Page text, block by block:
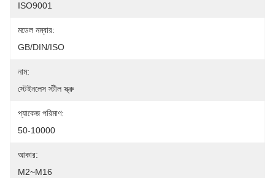
ISO9001
মডেল নম্বার:
GB/DIN/ISO
নাম:
স্টেইনলেস স্টীল স্ক্রু
প্যাকেজ পরিমাণ:
50-10000
আকার:
M2~M16